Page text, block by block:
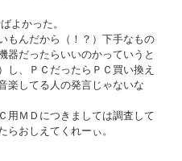
よかった。
もんだから（！？）下手なもの
器だったらいいのかっていうと
し、ＰＣだったらＰＣ買い換え
楽してる人の発言じゃないな
用ＭＤにつきましては調査して
らおしえてくれーぃ。